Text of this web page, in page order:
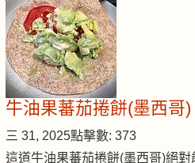
牛油果蕃茄捲餅(墨西哥)
三 31, 2025點擊數: 373
這道牛油果蕃茄捲餅(墨西哥)絕